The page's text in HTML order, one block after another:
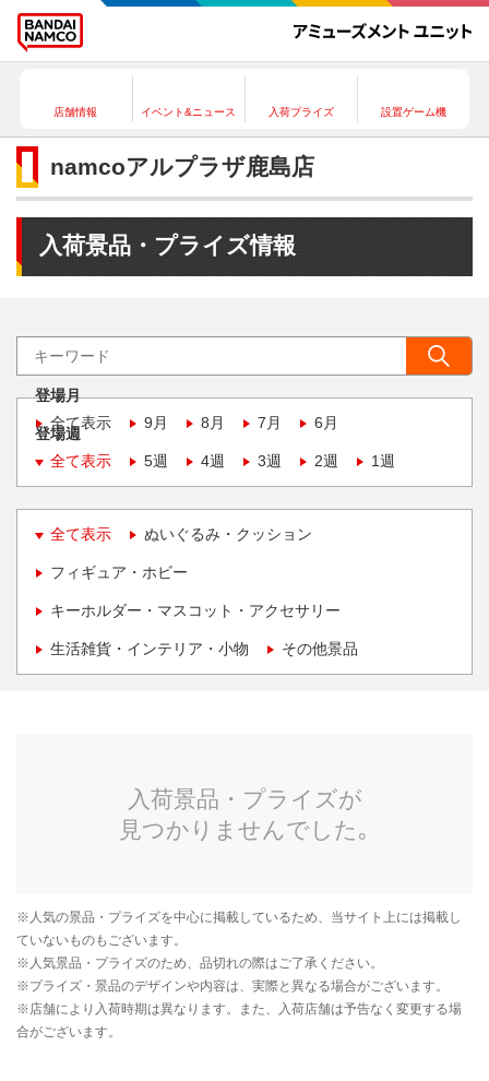
店舗情報 イベント&ニュース 入荷プライズ 設置ゲーム機
namcoアルプラザ鹿島店
入荷景品・プライズ情報
登場月
全て表示
9月 8月 7月 6月
登場週
全て表示
5週 4週 3週 2週 1週
全て表示 ぬいぐるみ・クッション
フィギュア・ホビー
キーホルダー・マスコット・アクセサリー
生活雑貨・インテリア・小物 その他景品